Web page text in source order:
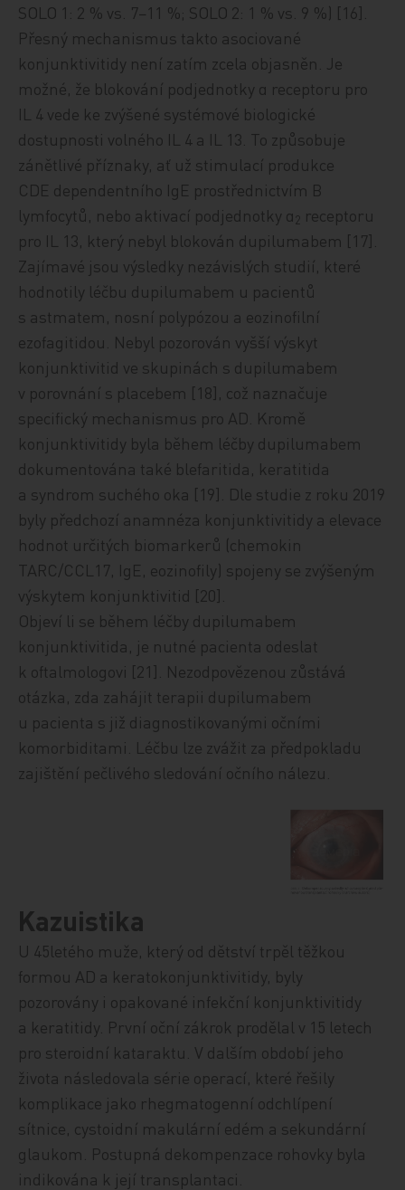
SOLO 1: 2 % vs. 7−11 %; SOLO 2: 1 % vs. 9 %) [16].
Přesný mechanismus takto asociované
konjunktivitidy není zatím zcela objasněn. Je
možné, že blokování podjednotky α receptoru pro
IL 4 vede ke zvýšené systémové biologické
dostupnosti volného IL 4 a IL 13. To způsobuje
zánětlivé příznaky, ať už stimulací produkce
CDE dependentního IgE prostřednictvím B
lymfocytů, nebo aktivací podjednotky α 2 receptoru
pro IL 13, který nebyl blokován dupilumabem [17].
Zajímavé jsou výsledky nezávislých studií, které
hodnotily léčbu dupilumabem u pacientů
s astmatem, nosní polypózou a eozinofilní
ezofagitidou. Nebyl pozorován vyšší výskyt
konjunktivitid ve skupinách s dupilumabem
v porovnání s placebem [18], což naznačuje
specifický mechanismus pro AD. Kromě
konjunktivitidy byla během léčby dupilumabem
dokumentována také blefaritida, keratitida
a syndrom suchého oka [19]. Dle studie z roku 2019
byly předchozí anamnéza konjunktivitidy a elevace
hodnot určitých biomarkerů (chemokin
TARC/CCL17, IgE, eozinofily) spojeny se zvýšeným
výskytem konjunktivitid [20].
Objeví li se během léčby dupilumabem
konjunktivitida, je nutné pacienta odeslat
k oftalmologovi [21]. Nezodpovězenou zůstává
otázka, zda zahájit terapii dupilumabem
u pacienta s již diagnostikovanými očními
komorbiditami. Léčbu lze zvážit za předpokladu
zajištění pečlivého sledování očního nálezu.
Kazuistika
U 45letého muže, který od dětství trpěl těžkou
formou AD a keratokonjunktivitidy, byly
pozorovány i opakované in­fek­ční konjunktivitidy
a keratitidy. První oční zákrok prodělal v 15 letech
pro steroidní kataraktu. V dalším období jeho
života následovala série operací, které řešily
komplikace jako rhegmatogenní odchlípení
sítnice, cystoidní makulární edém a sekundární
glaukom. Postupná dekompenzace rohovky byla
indikována k její transplantaci.